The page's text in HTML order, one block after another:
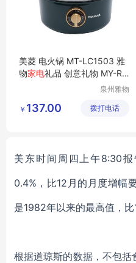
美菱 电火锅 MT-LC1503 雅
物家电礼品 创意礼物 MY-RX
泉州雅物
公司
￥ 137.00 拨打电话
美东时间周四上午8:30
0.4%，比12月的月度增幅
是1982年以来的最高值，比
根据道琼斯的数据，不包